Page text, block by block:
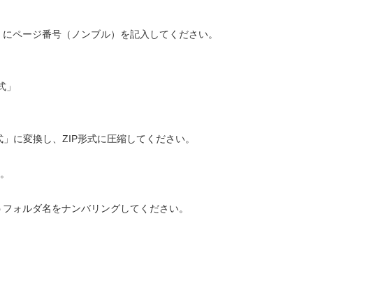
ページ番号（ノンブル）を記入してください。
に変換し、ZIP形式に圧縮してください。
ォルダ名をナンバリングしてください。